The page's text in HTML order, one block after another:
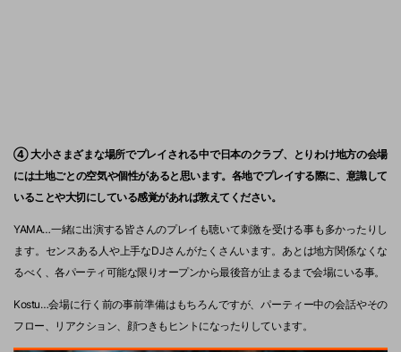
④ 大小さまざまな場所でプレイされる中で日本のクラブ、とりわけ地方の会場
には土地ごとの空気や個性があると思います。各地でプレイする際に、意識して
いることや大切にしている感覚があれば教えてください。
YAMA…一緒に出演する皆さんのプレイも聴いて刺激を受ける事も多かったりし
ます。センスある人や上手なDJさんがたくさんいます。あとは地方関係なくな
るべく、各パーティ可能な限りオープンから最後音が止まるまで会場にいる事。
Kostu…会場に行く前の事前準備はもちろんですが、パーティー中の会話やその
フロー、リアクション、顔つきもヒントになったりしています。